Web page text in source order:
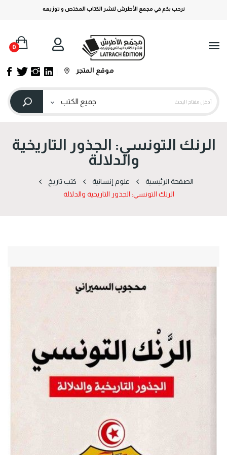
نرحب بكم في مجمع الأطرش لنشر الكتاب المختص و توزيعه
0
موقع المتجر
الرنك التونسي: الجذور التاريخية
والدلالة
الصفحة الرئيسية علوم إنسانية
كتب تاريخ
الرنك التونسي: الجذور التاريخية والدلالة